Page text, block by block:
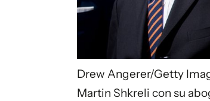
Drew Angerer/Getty
Martin Shkreli con su